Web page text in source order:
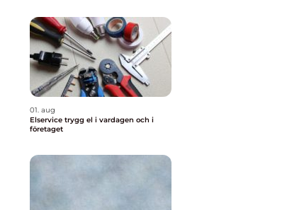
01. aug
Elservice trygg el i vardagen och i
företaget